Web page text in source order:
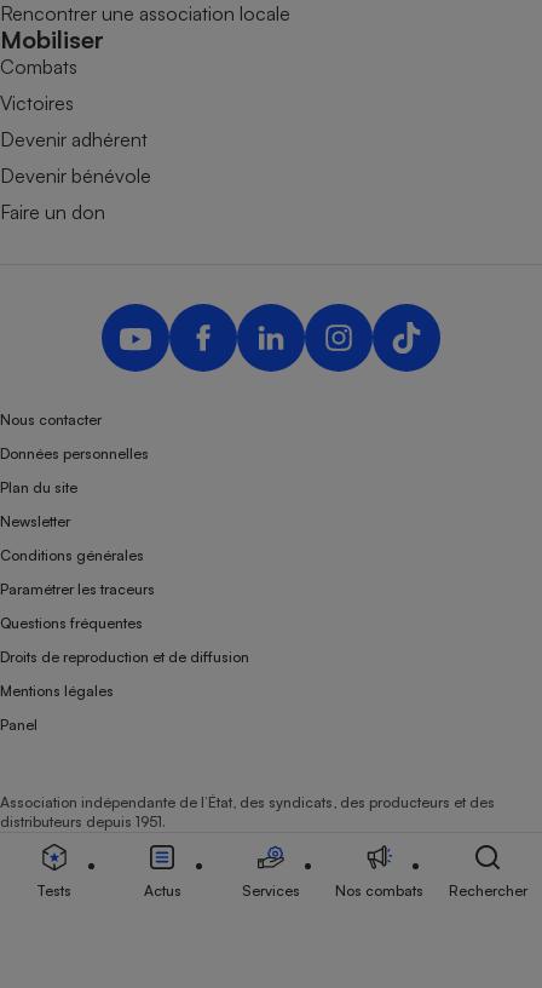
Rencontrer une association locale
Mobiliser
Combats
Victoires
Devenir adhérent
Devenir bénévole
Faire un don
Nous contacter
Données personnelles
Plan du site
Newsletter
Conditions générales
Paramétrer les traceurs
Questions fréquentes
Droits de reproduction et de diffusion
Mentions légales
Panel
Association indépendante de l’État, des syndicats, des producteurs et des
distributeurs depuis 1951.
Tests Actus Services Nos combats Rechercher